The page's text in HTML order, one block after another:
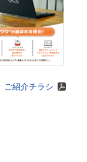
ご紹介チラシ